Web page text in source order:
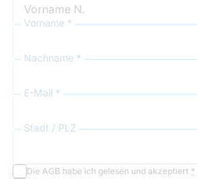
Vorname *
Nachname *
E-Mail *
Stadt / PLZ
Die AGB habe ich gelesen und akzeptiert *